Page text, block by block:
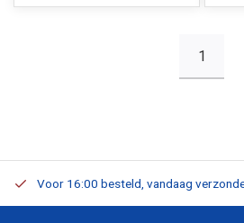
1
Voor 16:00 besteld, vandaag